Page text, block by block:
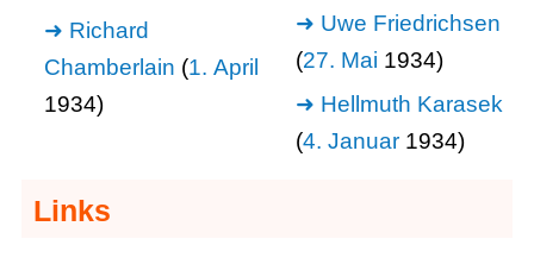
Richard
Chamberlain (1. April
1934)
Uwe Friedrichsen
(27. Mai 1934)
Hellmuth Karasek
(4. Januar 1934)
Links